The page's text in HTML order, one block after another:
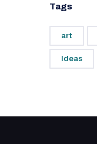
Tags
art
Ideas